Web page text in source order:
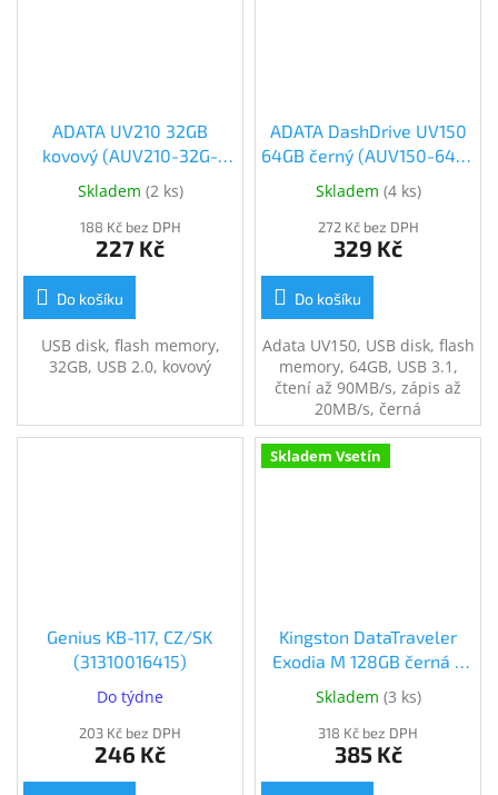
ADATA UV210 32GB
kovový (AUV210-32G-
Skladem (2 ks)
188 Kč bez DPH
227 Kč
Do košíku
USB disk, flash memory,
32GB, USB 2.0, kovový
ADATA DashDrive UV150
64GB černý (AUV150-64G-
Skladem (4 ks)
272 Kč bez DPH
329 Kč
Do košíku
Adata UV150, USB disk, flash
memory, 64GB, USB 3.1,
čtení až 90MB/s, zápis až
20MB/s, černá
Genius KB-117, CZ/SK
(31310016415)
Do týdne
203 Kč bez DPH
246 Kč
Skladem Vsetín
Kingston DataTraveler
Exodia M 128GB černá +
červená (DTXM/128GB)
Skladem (3 ks)
318 Kč bez DPH
385 Kč